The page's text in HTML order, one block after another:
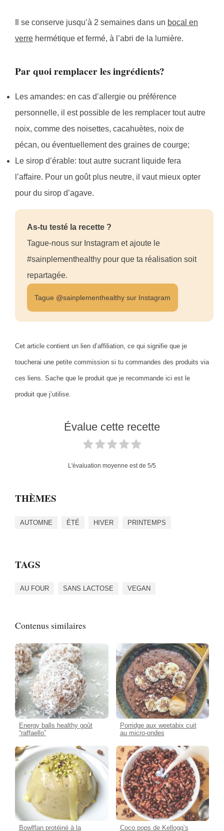
Il se conserve jusqu’à 2 semaines dans un bocal en
verre hermétique et fermé, à l’abri de la lumière.
Par quoi remplacer les ingrédients?
Les amandes: en cas d’allergie ou préférence
personnelle, il est possible de les remplacer tout autre
noix, comme des noisettes, cacahuètes, noix de
pécan, ou éventuellement des graines de courge;
Le sirop d’érable: tout autre sucrant liquide fera
l’affaire. Pour un goût plus neutre, il vaut mieux opter
pour du sirop d’agave.
As-tu testé la recette ?
Tague-nous sur Instagram et ajoute le
#sainplementhealthy pour que ta réalisation soit
repartagée.
Tague @sainplementhealthy sur Instagram
Cet article contient un lien d’affiliation, ce qui signifie que je
toucherai une petite commission si tu commandes des produits via
ces liens. Sache que le produit que je recommande ici est le
produit que j’utilise.
Évalue cette recette
L'évaluation moyenne est de 5/5
THÈMES
AUTOMNE ÉTÉ HIVER PRINTEMPS
TAGS
AU FOUR SANS LACTOSE VEGAN
Contenus similaires
Energy balls healthy goût
“raffaello”
Porridge aux weetabix cuit
au micro-ondes
Bowlflan protéiné à la
Coco pops de Kellogg’s